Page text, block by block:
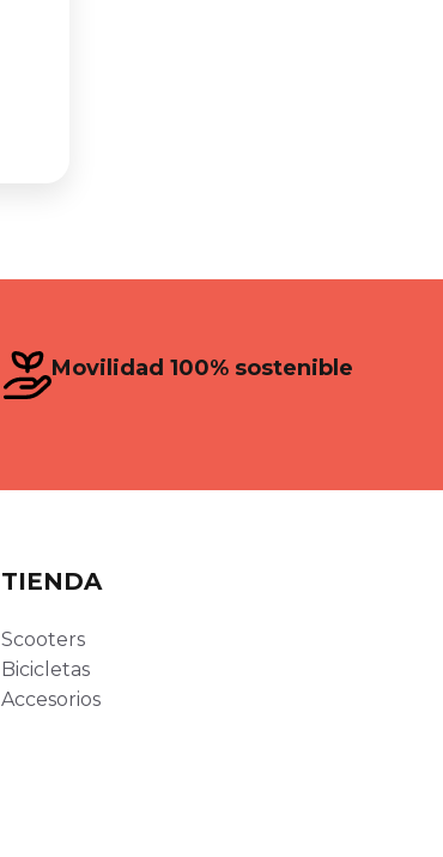
Movilidad 100% sostenible
TIENDA
Scooters
Bicicletas
Accesorios